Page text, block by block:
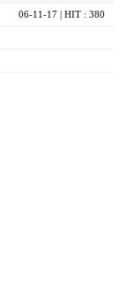
06-11-17 | HIT : 380